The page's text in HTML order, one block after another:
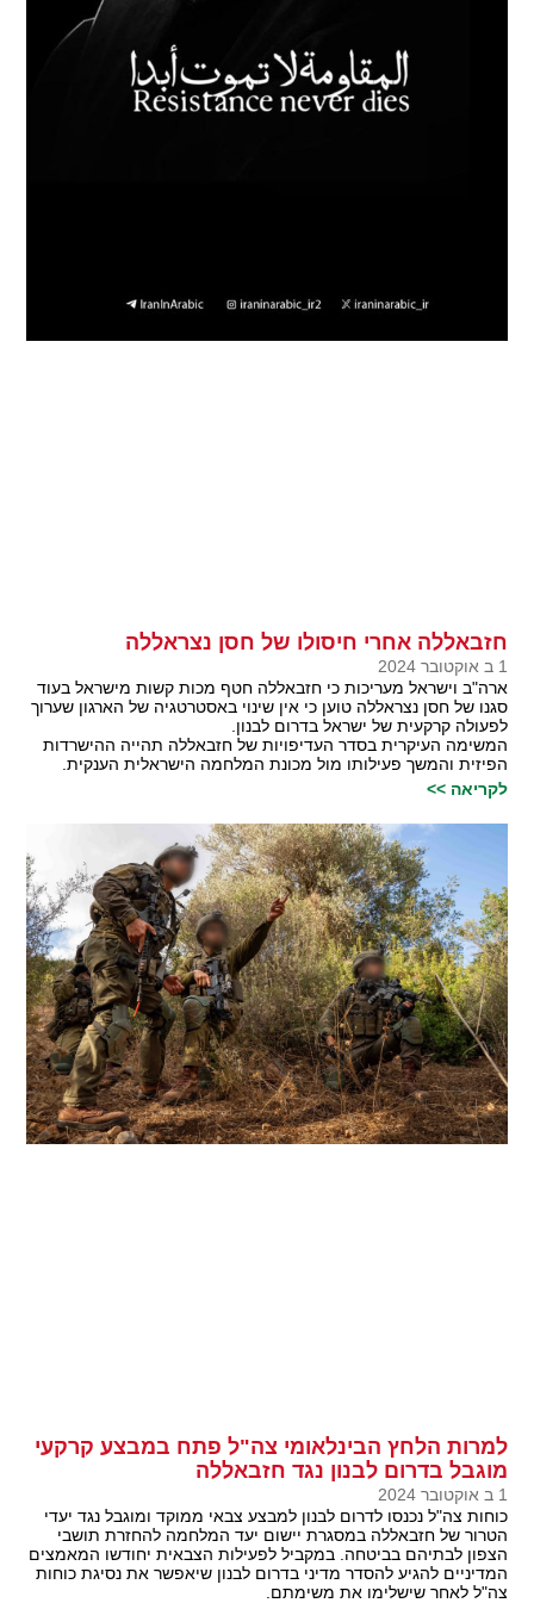
חזבאללה אחרי חיסולו של חסן נצראללה
1 ב אוקטובר 2024
ארה"ב וישראל מעריכות כי חזבאללה חטף מכות קשות מישראל בעוד
סגנו של חסן נצראללה טוען כי אין שינוי באסטרטגיה של הארגון שערוך
לפעולה קרקעית של ישראל בדרום לבנון.
המשימה העיקרית בסדר העדיפויות של חזבאללה תהייה ההישרדות
הפיזית והמשך פעילותו מול מכונת המלחמה הישראלית הענקית.
לקריאה >>
למרות הלחץ הבינלאומי צה"ל פתח במבצע קרקעי
מוגבל בדרום לבנון נגד חזבאללה
1 ב אוקטובר 2024
כוחות צה"ל נכנסו לדרום לבנון למבצע צבאי ממוקד ומוגבל נגד יעדי
הטרור של חזבאללה במסגרת יישום יעד המלחמה להחזרת תושבי
הצפון לבתיהם בביטחה. במקביל לפעילות הצבאית יחודשו המאמצים
המדיניים להגיע להסדר מדיני בדרום לבנון שיאפשר את נסיגת כוחות
צה"ל לאחר שישלימו את משימתם.